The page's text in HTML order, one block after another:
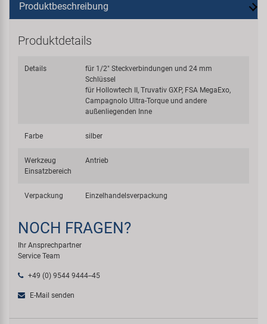
Produktbeschreibung
Produktdetails
Details
für 1/2" Steckverbindungen und 24 mm
Schlüssel
für Hollowtech II, Truvativ GXP, FSA MegaExo,
Campagnolo Ultra-Torque und andere
außenliegenden Inne
Farbe silber
Werkzeug
Einsatzbereich
Antrieb
Verpackung Einzelhandelsverpackung
NOCH FRAGEN?
Ihr Ansprechpartner
Service Team
+49 (0) 9544 9444--45
E-Mail senden